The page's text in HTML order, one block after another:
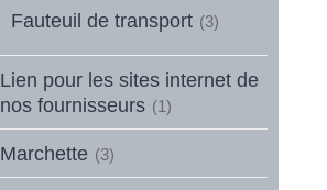
Fauteuil de transport (3)
Lien pour les sites internet de
nos fournisseurs (1)
Marchette (3)